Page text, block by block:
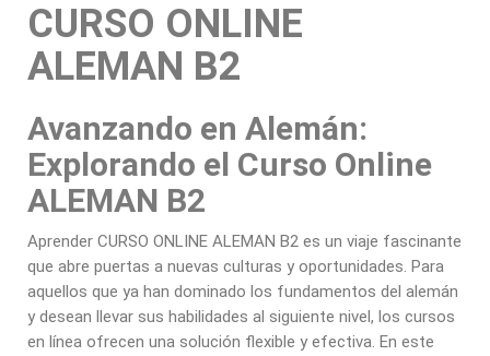
CURSO ONLINE
ALEMAN B2
Avanzando en Alemán:
Explorando el Curso Online
ALEMAN B2
Aprender CURSO ONLINE ALEMAN B2 es un viaje fascinante
que abre puertas a nuevas culturas y oportunidades. Para
aquellos que ya han dominado los fundamentos del alemán
y desean llevar sus habilidades al siguiente nivel, los cursos
en línea ofrecen una solución flexible y efectiva. En este